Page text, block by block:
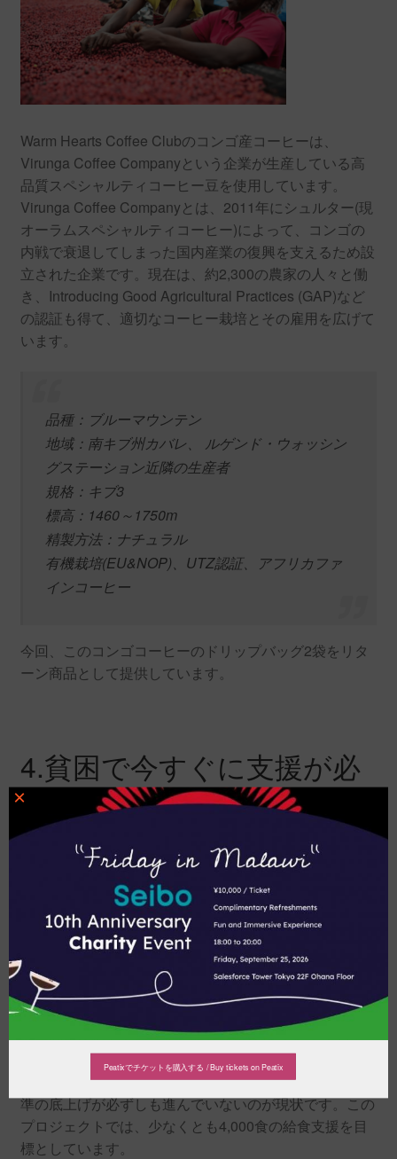
Warm Hearts Coffee Clubのコンゴ産コーヒーは、
Virunga Coffee Companyという企業が生産している高
品質スペシャルティコーヒー豆を使用しています。
Virunga Coffee Companyとは、2011年にシュルター(現
オーラムスペシャルティコーヒー)によって、コンゴの
内戦で衰退してしまった国内産業の復興を支えるため設
立された企業です。現在は、約2,300の農家の人々と働
き、Introducing Good Agricultural Practices (GAP)など
の認証も得て、適切なコーヒー栽培とその雇用を広げて
います。
品種：ブルーマウンテン
地域：南キブ州カバレ、 ルゲンド・ウォッシン
グステーション近隣の生産者
規格：キブ3
標高：1460～1750m
精製方法：ナチュラル
有機栽培(EU&NOP)、UTZ認証、アフリカファ
インコーヒー
今回、このコンゴコーヒーのドリップバッグ2袋をリタ
ーン商品として提供しています。
4.貧困で今すぐに支援が必
要な子どもたちと「未来の
コーヒー」のために
コーヒーの生産国の多くでは、子どもの貧困など様々な
社会問題を抱えています。給食支援を行うマラウイは、
一日1ドル以下で生活する人口の割合（絶対的貧困率）
が73.9％と非常に高く、 近隣諸国と比較しても経済水
準の底上げが必ずしも進んでいないのが現状です。この
プロジェクトでは、少なくとも4,000食の給食支援を目
標としています。
Peatixでチケットを購入する / Buy tickets on Peatix
×